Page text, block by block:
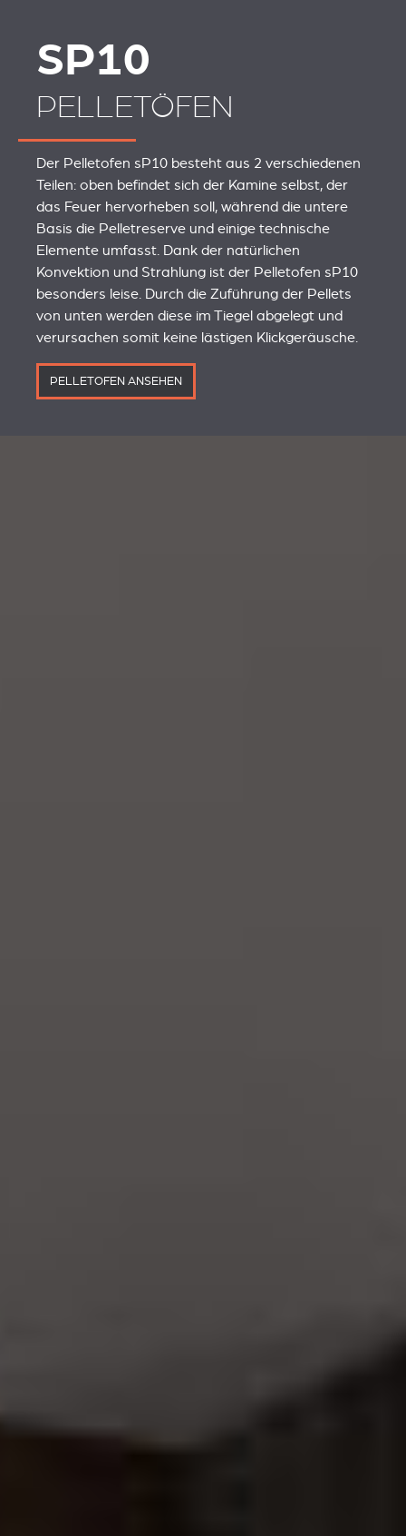
SP10
PELLETÖFEN
Der Pelletofen sP10 besteht aus 2 verschiedenen
Teilen: oben befindet sich der Kamine selbst, der
das Feuer hervorheben soll, während die untere
Basis die Pelletreserve und einige technische
Elemente umfasst. Dank der natürlichen
Konvektion und Strahlung ist der Pelletofen sP10
besonders leise. Durch die Zuführung der Pellets
von unten werden diese im Tiegel abgelegt und
verursachen somit keine lästigen Klickgeräusche.
PELLETOFEN ANSEHEN